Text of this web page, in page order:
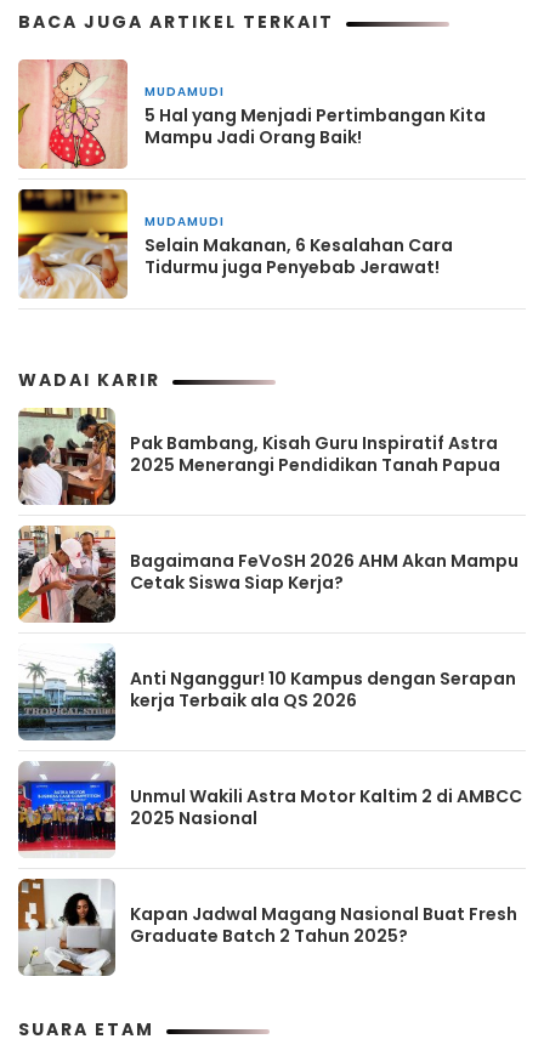
BACA JUGA ARTIKEL TERKAIT
MUDAMUDI
5 Hal yang Menjadi Pertimbangan Kita
Mampu Jadi Orang Baik!
MUDAMUDI
Selain Makanan, 6 Kesalahan Cara
Tidurmu juga Penyebab Jerawat!
WADAI KARIR
Pak Bambang, Kisah Guru Inspiratif Astra
2025 Menerangi Pendidikan Tanah Papua
Bagaimana FeVoSH 2026 AHM Akan Mampu
Cetak Siswa Siap Kerja?
Anti Nganggur! 10 Kampus dengan Serapan
kerja Terbaik ala QS 2026
Unmul Wakili Astra Motor Kaltim 2 di AMBCC
2025 Nasional
Kapan Jadwal Magang Nasional Buat Fresh
Graduate Batch 2 Tahun 2025?
SUARA ETAM